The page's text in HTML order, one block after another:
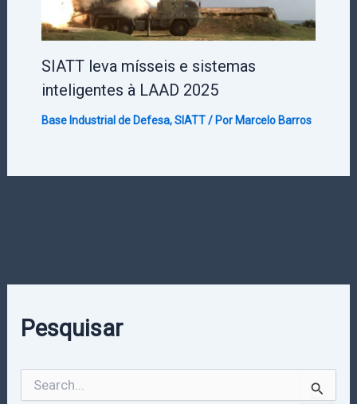
SIATT leva mísseis e sistemas
inteligentes à LAAD 2025
Base Industrial de Defesa,SIATT/ Por Marcelo Barros
Pesquisar